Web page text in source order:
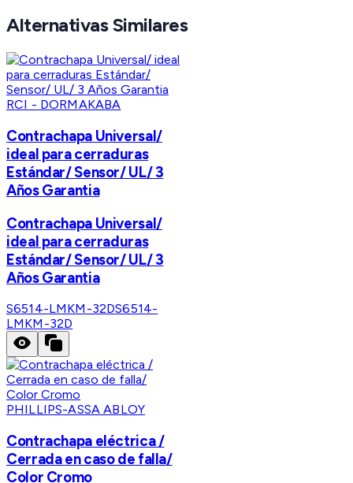
Alternativas Similares
RCI - DORMAKABA
Contrachapa Universal/
ideal para cerraduras
Estándar/ Sensor/ UL/ 3
Años Garantia
Contrachapa Universal/
ideal para cerraduras
Estándar/ Sensor/ UL/ 3
Años Garantia
S6514-LMKM-32DS6514-
LMKM-32D
PHILLIPS-ASSA ABLOY
Contrachapa eléctrica /
Cerrada en caso de falla/
Color Cromo